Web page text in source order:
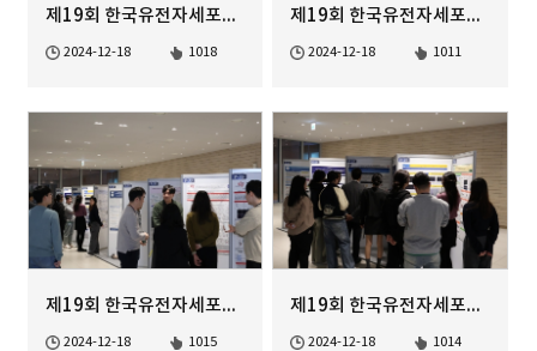
제19회 한국유전자세포치료학회 정기학술대회
2024-12-18 1018
제19회 한국유전자세포치료학회 정기학술대회
2024-12-18 1011
제19회 한국유전자세포치료학회 정기학술대회
2024-12-18 1015
제19회 한국유전자세포치료학회 정기학술대회
2024-12-18 1014